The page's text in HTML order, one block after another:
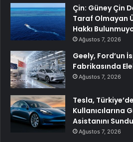
Çin: Güney Çin
Taraf Olmayan
Hakkı
Ağustos 7, 2026
Geely, Ford’un
Fabrikasında
Ağustos 7, 2026
Tesla,
Kullanıcılarına
Asistanını Sundu
Ağustos 7, 2026